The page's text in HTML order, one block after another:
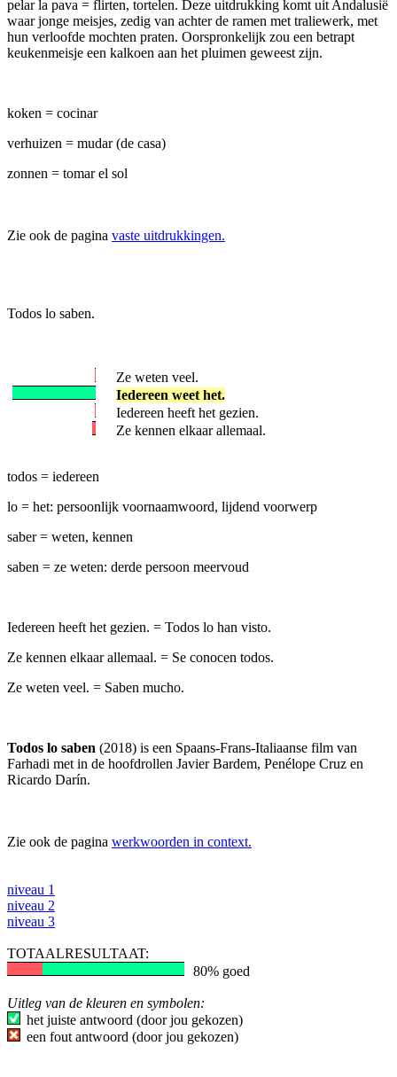
pelar la pava = flirten, tortelen. Deze uitdrukking komt uit Andalusië
waar jonge meisjes, zedig van achter de ramen met traliewerk, met
hun verloofde mochten praten. Oorspronkelijk zou een betrapt
keukenmeisje een kalkoen aan het pluimen geweest zijn.
koken = cocinar
verhuizen = mudar (de casa)
zonnen = tomar el sol
Zie ook de pagina vaste uitdrukkingen.
Todos lo saben.
Ze weten veel.
Iedereen weet het.
Iedereen heeft het gezien.
Ze kennen elkaar allemaal.
todos = iedereen
lo = het: persoonlijk voornaamwoord, lijdend voorwerp
saber = weten, kennen
saben = ze weten: derde persoon meervoud
Iedereen heeft het gezien. = Todos lo han visto.
Ze kennen elkaar allemaal. = Se conocen todos.
Ze weten veel. = Saben mucho.
Todos lo saben (2018) is een Spaans-Frans-Italiaanse film van
Farhadi met in de hoofdrollen Javier Bardem, Penélope Cruz en
Ricardo Darín.
Zie ook de pagina werkwoorden in context.
niveau 1
niveau 2
niveau 3
TOTAALRESULTAAT:
80% goed
Uitleg van de kleuren en symbolen:
het juiste antwoord (door jou gekozen)
een fout antwoord (door jou gekozen)